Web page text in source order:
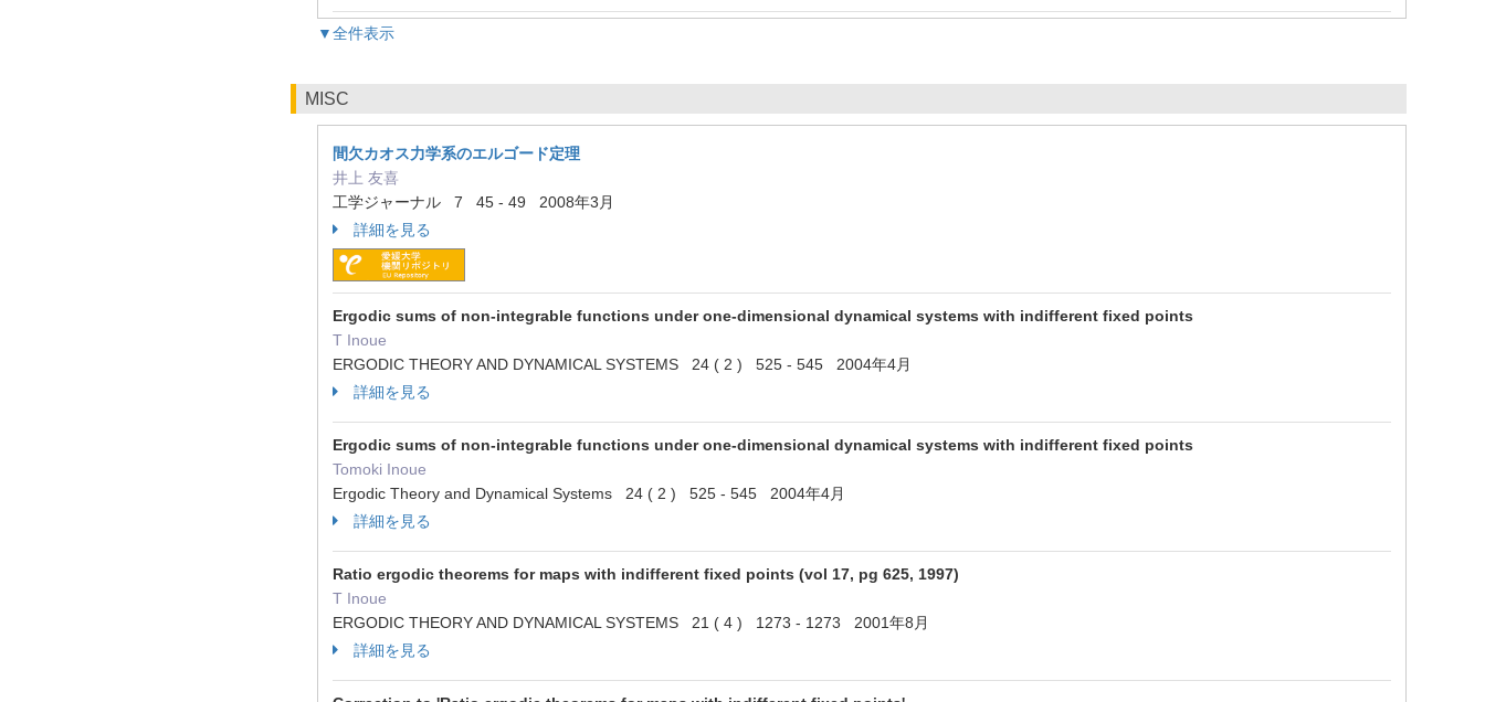
▼全件表示
MISC
間欠カオス力学系のエルゴード定理
井上 友喜
工学ジャーナル 7 45 - 49 2008年3月
詳細を見る
Ergodic sums of non-integrable functions under one-dimensional dynamical systems with indifferent fixed points
T Inoue
ERGODIC THEORY AND DYNAMICAL SYSTEMS 24 ( 2 ) 525 - 545 2004年4月
詳細を見る
Ergodic sums of non-integrable functions under one-dimensional dynamical systems with indifferent fixed points
Tomoki Inoue
Ergodic Theory and Dynamical Systems 24 ( 2 ) 525 - 545 2004年4月
詳細を見る
Ratio ergodic theorems for maps with indifferent fixed points (vol 17, pg 625, 1997)
T Inoue
ERGODIC THEORY AND DYNAMICAL SYSTEMS 21 ( 4 ) 1273 - 1273 2001年8月
詳細を見る